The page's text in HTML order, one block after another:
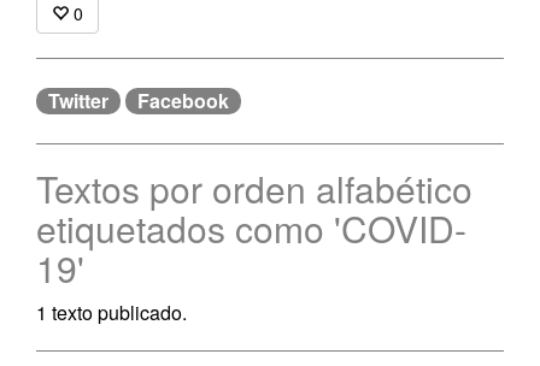
0
Twitter Facebook
Textos por orden alfabético
etiquetados como 'COVID-
19'
1 texto publicado.